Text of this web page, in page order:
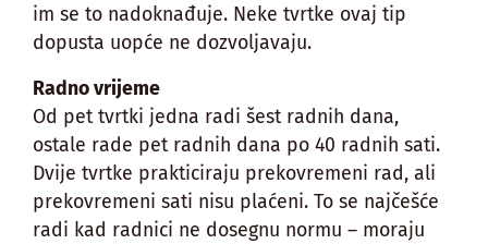
im se to nadoknađuje. Neke tvrtke ovaj tip
dopusta uopće ne dozvoljavaju.
Radno vrijeme
Od pet tvrtki jedna radi šest radnih dana,
ostale rade pet radnih dana po 40 radnih sati.
Dvije tvrtke prakticiraju prekovremeni rad, ali
prekovremeni sati nisu plaćeni. To se najčešće
radi kad radnici ne dosegnu normu – moraju